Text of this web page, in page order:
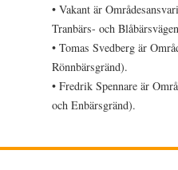
• Vakant är
Tranbärs- och
• Tomas Svedberg är
Rönnbärsgränd).
• Fredrik Spennare är
och Enbärsgränd).
Soft
uk